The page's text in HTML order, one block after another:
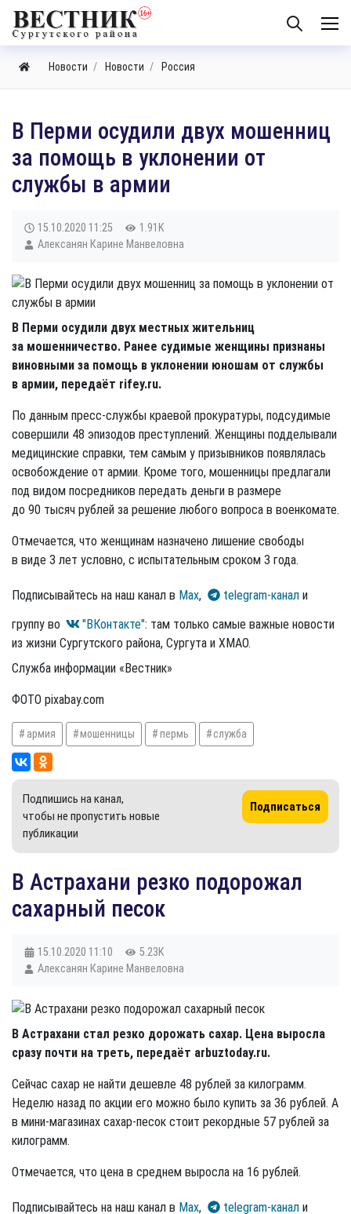
Новости Новости Россия
​В Перми осудили двух мошенниц
за помощь в уклонении от
службы в армии
15.10.2020 11:25
1.91K
Алексанян Карине Манвеловна
В Перми осудили двух местных жительниц
за мошенничество. Ранее судимые женщины признаны
виновными за помощь в уклонении юношам от службы
в армии, передаёт rifey.ru.
По данным пресс-службы краевой прокуратуры, подсудимые
совершили 48 эпизодов преступлений. Женщины подделывали
медицинские справки, тем самым у призывников появлялась
освобождение от армии. Кроме того, мошенницы предлагали
под видом посредников передать деньги в размере
до 90 тысяч рублей за решение любого вопроса в военкомате.
Отмечается, что женщинам назначено лишение свободы
в виде 3 лет условно, с испытательным сроком 3 года.
Подписывайтесь на наш канал в Max, telegram-канал и
группу во
"ВКонтакте": там только самые важные новости
из жизни Сургутского района, Сургута и ХМАО.
Служба информации «Вестник»
ФОТО pixabay.com
армия мошенницы пермь служба
Подпишись на канал,
чтобы не пропустить новые
публикации
Подписаться
В Астрахани резко подорожал
сахарный песок
15.10.2020 11:10
5.23K
Алексанян Карине Манвеловна
В Астрахани стал резко дорожать сахар. Цена выросла
сразу почти на треть, передаёт arbuztoday.ru.
Сейчас сахар не найти дешевле 48 рублей за килограмм.
Неделю назад по акции его можно было купить за 36 рублей. А
в мини-магазинах сахар-песок стоит рекордные 57 рублей за
килограмм.
Отмечается, что цена в среднем выросла на 16 рублей.
Подписывайтесь на наш канал в Max, telegram-канал и